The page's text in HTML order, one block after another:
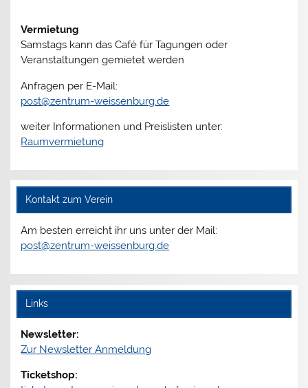
Vermietung
Samstags kann das Café für Tagungen oder
Veranstaltungen gemietet werden
Anfragen per E-Mail:
post@zentrum-weissenburg.de
weiter Informationen und Preislisten unter:
Raumvermietung
Kontakt zum Verein
Am besten erreicht ihr uns unter der Mail:
post@zentrum-weissenburg.de
Links
Newsletter:
Zur Newsletter Anmeldung
Ticketshop: